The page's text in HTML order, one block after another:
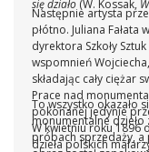
się działo (W. Kossak,
Następnie artysta
płótno. Juliana Fałata
dyrektora Szkoły
wspomnień
składając cały ciężar
Prace nad
pokonanej jedynie
W kwietniu roku 1896
dzieła polskich
To wszystko okazało
monumentalne dzieło
próbach sprzedaży,